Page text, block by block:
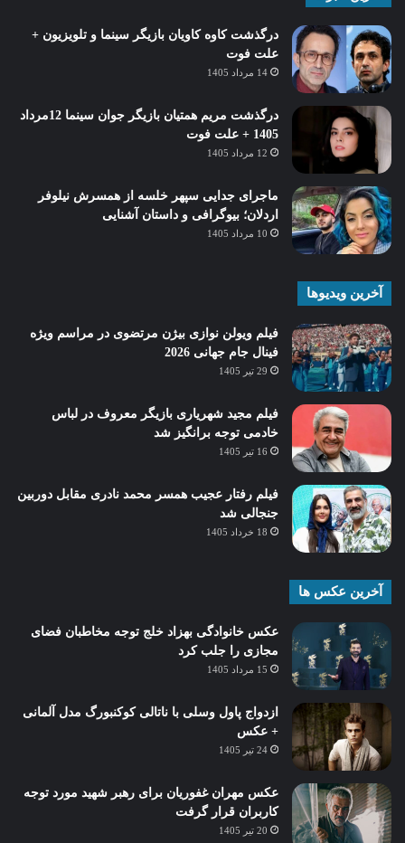
درگذشت کاوه کاویان بازیگر سینما و تلویزیون +
علت فوت
14 مرداد 1405
درگذشت مریم همتیان بازیگر جوان سینما 12مرداد
1405 + علت فوت
12 مرداد 1405
ماجرای جدایی سپهر خلسه از همسرش نیلوفر
اردلان؛ بیوگرافی و داستان آشنایی
10 مرداد 1405
آخرین ویدیوها
فیلم ویولن نوازی بیژن مرتضوی در مراسم ویژه
فینال جام جهانی 2026
29 تیر 1405
فیلم مجید شهریاری بازیگر معروف در لباس
خادمی توجه برانگیز شد
16 تیر 1405
فیلم رفتار عجیب همسر محمد نادری مقابل دوربین
جنجالی شد
18 خرداد 1405
آخرین عکس ها
عکس خانوادگی بهزاد خلج توجه مخاطبان فضای
مجازی را جلب کرد
15 مرداد 1405
ازدواج پاول وسلی با ناتالی کوکنبورگ مدل آلمانی
+ عکس
24 تیر 1405
عکس مهران غفوریان برای رهبر شهید مورد توجه
کاربران قرار گرفت
20 تیر 1405